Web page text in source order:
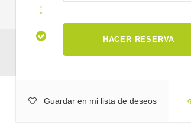
Guardar en mi lista de deseos